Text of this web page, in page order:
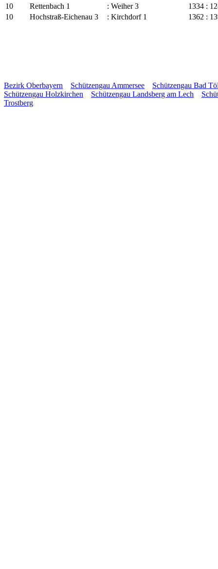
10
Rettenbach 1 : Weiher 3 1334 :
10
Hochstraß-Eichenau 3 : Kirchdorf 1 1362 :
Bezirk Oberbayern Schützengau Ammersee
Schützengau Bad
Schützengau Holzkirchen
Schützengau Landsberg am Lech
Trostberg